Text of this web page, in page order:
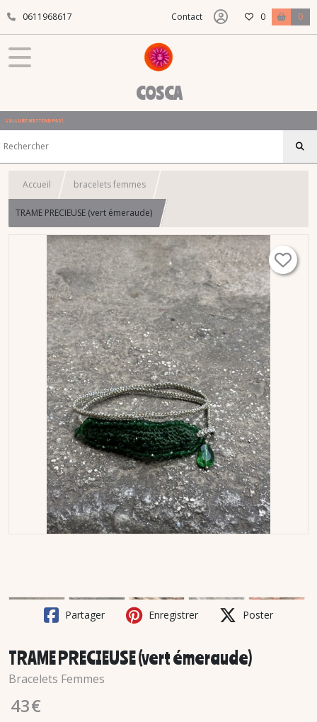
0611968617 Contact 0 0
COSCA
L'ALLURE N'ATTEND PAS !
Accueil bracelets femmes
TRAME PRECIEUSE (vert émeraude)
Partager Enregistrer Poster
TRAME PRECIEUSE (vert émeraude)
Bracelets Femmes
43€